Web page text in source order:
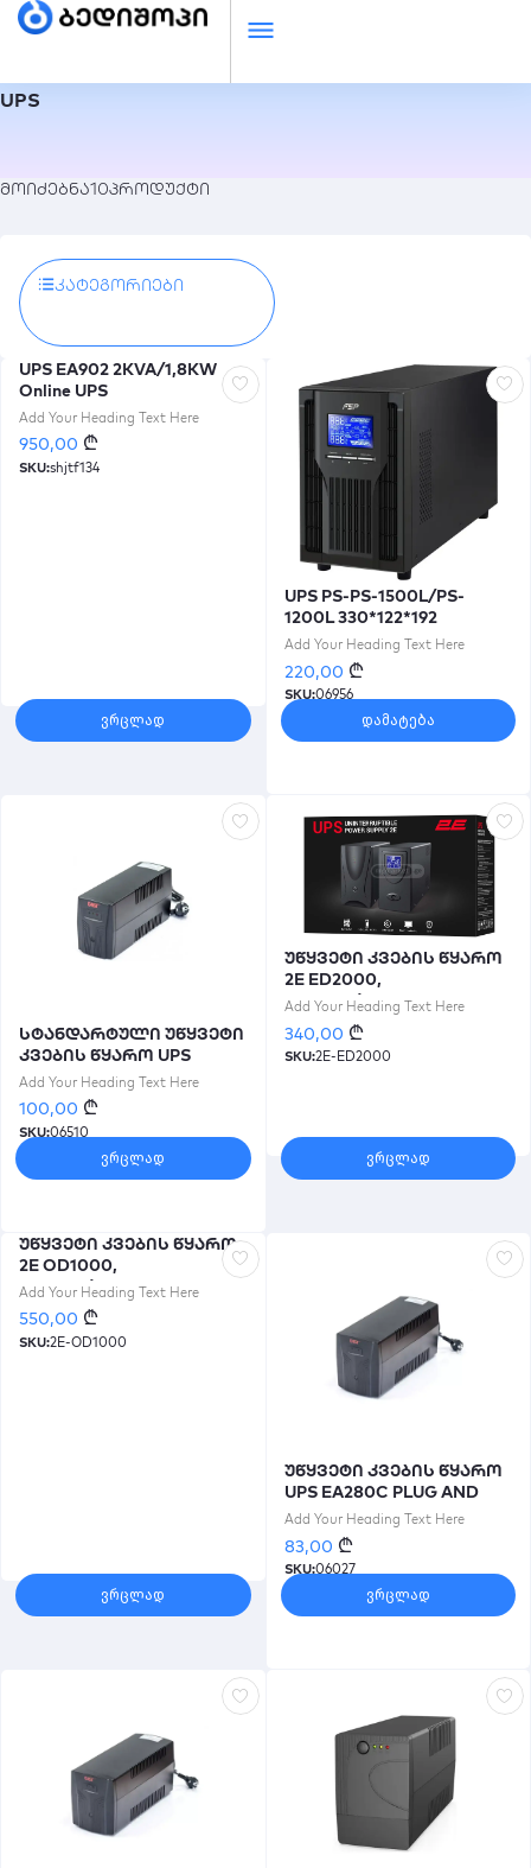
UPS
მოიძებნა10პროდუქტი
Კატეგორიები
UPS EA902 2KVA/1,8KW
Online UPS
Add Your Heading Text Here
950,00 ₾
SKU:shjtf134
ვრცლად
UPS PS-PS-1500L/PS-
1200L 330*122*192
Add Your Heading Text Here
220,00 ₾
SKU:06956
დამატება
სტანდარტული უწყვეტი
კვების წყარო UPS
EA280 C 600VA PLUG AND
2PCS SHUKO OUT PUT
SOCKETS
Add Your Heading Text Here
100,00 ₾
SKU:06510
ვრცლად
უწყვეტი კვების წყარო
2E ED2000,
2000VA/1200W,LED,
2xSchuko
Add Your Heading Text Here
340,00 ₾
SKU:2E-ED2000
ვრცლად
უწყვეტი კვების წყარო
2E OD1000,
1000VA/900W, LCD, USB,
2xSchuko
Add Your Heading Text Here
550,00 ₾
SKU:2E-OD1000
ვრცლად
უწყვეტი კვების წყარო
UPS EA280C PLUG AND
2PCS SHUKO
Add Your Heading Text Here
83,00 ₾
SKU:06027
ვრცლად